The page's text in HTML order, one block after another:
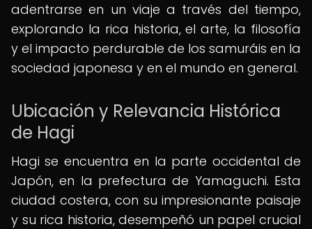
adentrarse en un viaje a través del tiempo,
explorando la rica historia, el arte, la filosofía
y el impacto perdurable de los samuráis en la
sociedad japonesa y en el mundo en general.
Ubicación y Relevancia Histórica
de Hagi
Hagi se encuentra en la parte occidental de
Japón, en la prefectura de Yamaguchi. Esta
ciudad costera, con su impresionante paisaje
y su rica historia, desempeñó un papel crucial